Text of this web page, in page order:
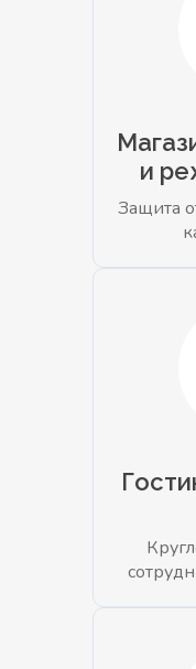
и
Защита